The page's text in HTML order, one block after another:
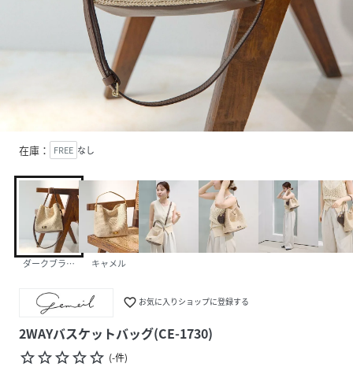
在庫： FREE なし
ダークブラウン キャメル
favorite_border お気に入りショップに登録する
2WAYバスケットバッグ(CE-1730)
star_borderstar_borderstar_borderstar_borderstar_border (-件)